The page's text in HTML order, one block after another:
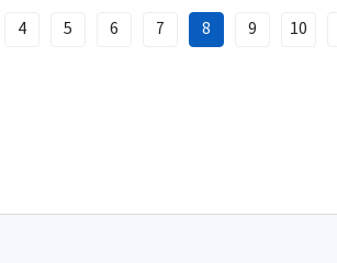
4 5 6 7 8 9 10